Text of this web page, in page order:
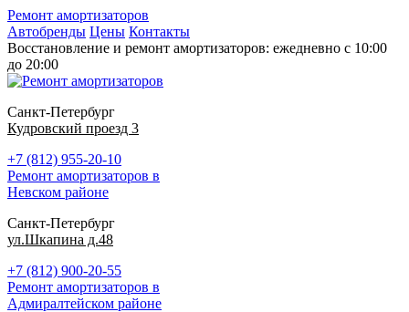
Ремонт амортизаторов
Автобренды Цены Контакты
Восстановление и ремонт амортизаторов: ежедневно с 10:00
до 20:00
Санкт-Петербург
Кудровский проезд 3
+7 (812) 955-20-10
Ремонт амортизаторов в
Невском районе
Санкт-Петербург
ул.Шкапина д.48
+7 (812) 900-20-55
Ремонт амортизаторов в
Адмиралтейском районе